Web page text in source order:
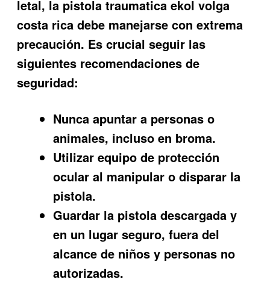
letal, la pistola traumatica ekol volga
costa rica debe manejarse con extrema
precaución. Es crucial seguir las
siguientes recomendaciones de
seguridad:
Nunca apuntar a personas o
animales, incluso en broma.
Utilizar equipo de protección
ocular al manipular o disparar la
pistola.
Guardar la pistola descargada y
en un lugar seguro, fuera del
alcance de niños y personas no
autorizadas.